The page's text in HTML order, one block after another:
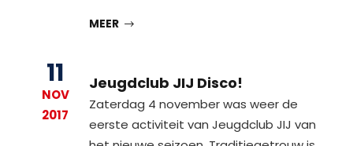
MEER
11
NOV
2017
Jeugdclub JIJ Disco!
Zaterdag 4 november was weer de
eerste activiteit van Jeugdclub JIJ van